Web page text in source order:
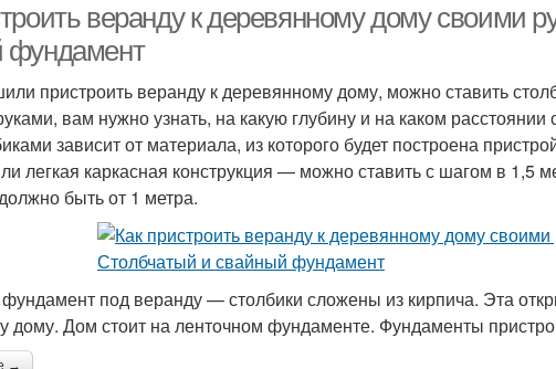
веранду к деревянному дому своими
фундамент
пристроить веранду к деревянному дому, можно ставить
вам нужно узнать, на какую глубину и на каком
зависит от материала, из которого будет построена
легкая каркасная конструкция — можно ставить с шагом в 1,5
быть от 1 метра.
под веранду — столбики сложены из кирпича. Эта
дому. Дом стоит на ленточном фундаменте. Фундаменты
→